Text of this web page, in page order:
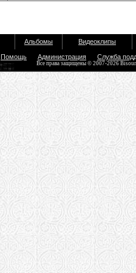
Альбомы Видеоклипы
Помощь Администрация Служба
Все права защищены © 2007-2026